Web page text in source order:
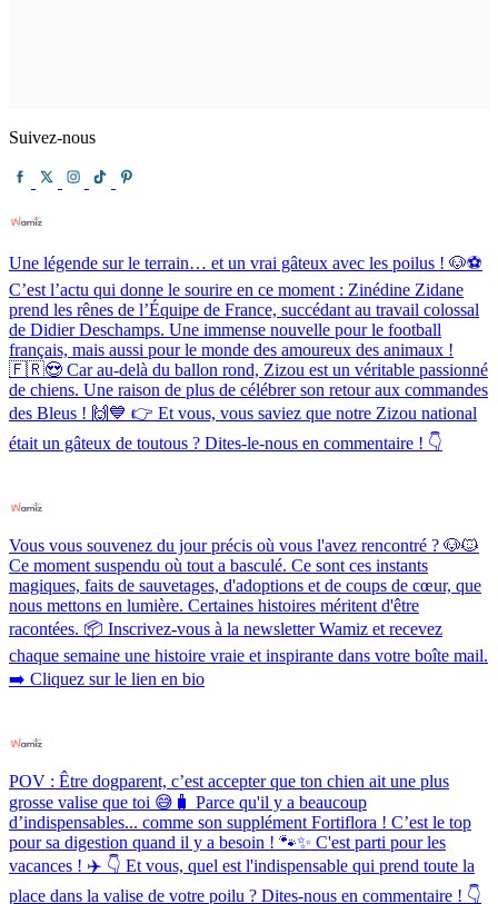
Suivez-nous
Une légende sur le terrain… et un vrai gâteux avec les poilus ! 🐶⚽️
C’est l’actu qui donne le sourire en ce moment : Zinédine Zidane
prend les rênes de l’Équipe de France, succédant au travail colossal
de Didier Deschamps. Une immense nouvelle pour le football
français, mais aussi pour le monde des amoureux des animaux !
🇫🇷😍 Car au-delà du ballon rond, Zizou est un véritable passionné
de chiens. Une raison de plus de célébrer son retour aux commandes
des Bleus ! 🙌💙 👉 Et vous, vous saviez que notre Zizou national
était un gâteux de toutous ? Dites-le-nous en commentaire ! 👇
Vous vous souvenez du jour précis où vous l'avez rencontré ? 🐶🐱
Ce moment suspendu où tout a basculé. Ce sont ces instants
magiques, faits de sauvetages, d'adoptions et de coups de cœur, que
nous mettons en lumière. Certaines histoires méritent d'être
racontées. 📦 Inscrivez-vous à la newsletter Wamiz et recevez
chaque semaine une histoire vraie et inspirante dans votre boîte mail.
➡️ Cliquez sur le lien en bio
POV : Être dogparent, c’est accepter que ton chien ait une plus
grosse valise que toi 😅🧳 Parce qu'il y a beaucoup
d’indispensables... comme son supplément Fortiflora ! C’est le top
pour sa digestion quand il y a besoin ! 🐾✨ C'est parti pour les
vacances ! ✈️ 👇 Et vous, quel est l'indispensable qui prend toute la
place dans la valise de votre poilu ? Dites-nous en commentaire ! 👇